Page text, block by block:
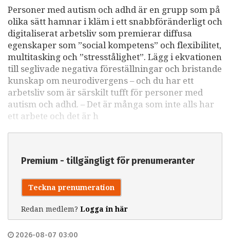
Personer med autism och adhd är en grupp som på
olika sätt hamnar i kläm i ett snabbföränderligt och
digitaliserat arbetsliv som premierar diffusa
egenskaper som ”social kompetens” och flexibilitet,
multitasking och ”stresstålighet”. Lägg i ekvationen
till seglivade negativa föreställningar och bristande
kunskap om neurodivergens – och du har ett
arbetsliv som är särskilt tufft för personer med
autism och adhd. – Det är många som inte alls har
ett arbete och det är h
Premium - tillgängligt för prenumeranter
Teckna prenumeration
Redan medlem? Logga in här
2026-08-07 03:00